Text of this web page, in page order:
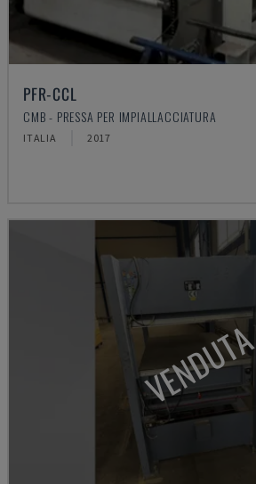
PFR-CCL
CMB - PRESSA PER IMPIALLACCIATURA
ITALIA 2017
VENDUTA